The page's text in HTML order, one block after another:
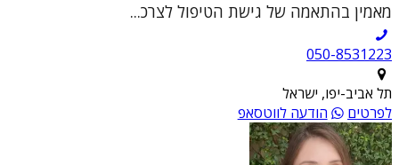
מאמין בהתאמה של גישת הטיפול לצרכ...
050-8531223
תל אביב-יפו, ישראל
לפרטים
הודעה לווטסאפ